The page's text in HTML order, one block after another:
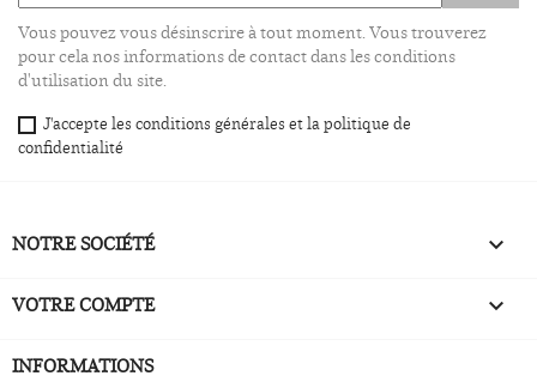
Vous pouvez vous désinscrire à tout moment. Vous trouverez
pour cela nos informations de contact dans les conditions
d'utilisation du site.
J'accepte les conditions générales et la politique de
confidentialité
NOTRE SOCIÉTÉ 
VOTRE COMPTE 
INFORMATIONS